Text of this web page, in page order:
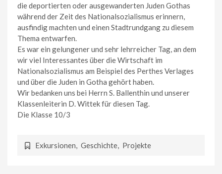
die deportierten oder ausgewanderten Juden Gothas
während der Zeit des Nationalsozialismus erinnern,
ausfindig machten und einen Stadtrundgang zu diesem
Thema entwarfen.
Es war ein gelungener und sehr lehrreicher Tag, an dem
wir viel Interessantes über die Wirtschaft im
Nationalsozialismus am Beispiel des Perthes Verlages
und über die Juden in Gotha gehört haben.
Wir bedanken uns bei Herrn S. Ballenthin und unserer
Klassenleiterin D. Wittek für diesen Tag.
Die Klasse 10/3
Exkursionen Geschichte Projekte